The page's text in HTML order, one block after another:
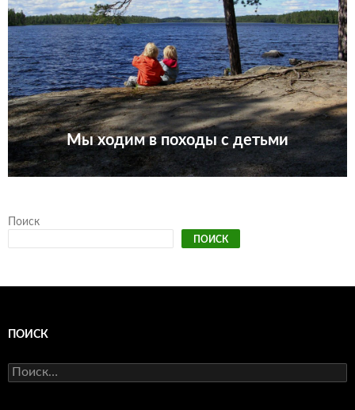
Мы ходим в походы с детьми
Поиск
ПОИСК
ПОИСК
Найти: